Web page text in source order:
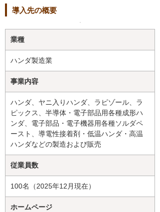
導入先の概要
業種
ハンダ製造業
事業内容
ハンダ、ヤニ入りハンダ、ラピゾール、ラ
ピックス、半導体・電子部品用各種成形ハ
ンダ、電子部品・電子機器用各種ソルダペ
ースト、導電性接着剤・低温ハンダ・高温
ハンダなどの製造および販売
従業員数
100名（2025年12月現在）
ホームページ